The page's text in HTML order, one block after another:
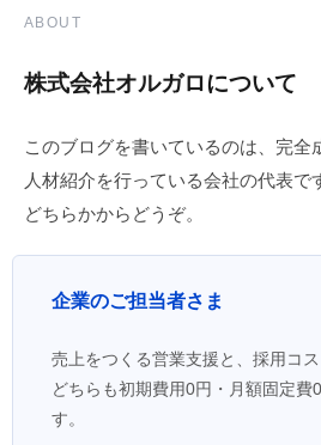
ABOUT
株式会社オルガロについて
このブログを書いているのは、完全
人材紹介を行っている会社の代表で
どちらかからどうぞ。
企業のご担当者さま
売上をつくる営業支援と、採用コス
どちらも初期費用0円・月額固定費
す。